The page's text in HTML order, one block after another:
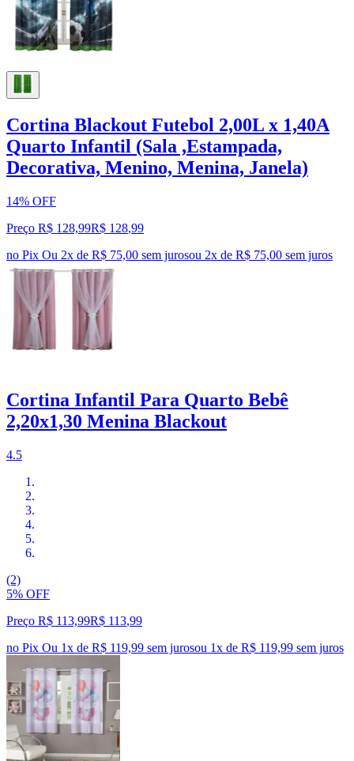
Cortina Blackout Futebol 2,00L x 1,40A
Quarto Infantil (Sala ,Estampada,
Decorativa, Menino, Menina, Janela)
14% OFF
Preço R$ 128,99R$ 128,99
no Pix Ou 2x de R$ 75,00 sem jurosou 2x de R$ 75,00 sem juros
Cortina Infantil Para Quarto Bebê
2,20x1,30 Menina Blackout
4.5
(2)
5% OFF
Preço R$ 113,99R$ 113,99
no Pix Ou 1x de R$ 119,99 sem jurosou 1x de R$ 119,99 sem juros